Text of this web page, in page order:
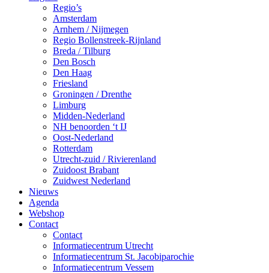
Regio’s
Amsterdam
Arnhem / Nijmegen
Regio Bollenstreek-Rijnland
Breda / Tilburg
Den Bosch
Den Haag
Friesland
Groningen / Drenthe
Limburg
Midden-Nederland
NH benoorden ‘t IJ
Oost-Nederland
Rotterdam
Utrecht-zuid / Rivierenland
Zuidoost Brabant
Zuidwest Nederland
Nieuws
Agenda
Webshop
Contact
Contact
Informatiecentrum Utrecht
Informatiecentrum St. Jacobiparochie
Informatiecentrum Vessem